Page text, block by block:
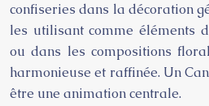
confiseries dans la décoration
les utilisant comme éléments
ou dans les compositions
harmonieuse et raffinée. Un
être une animation centrale.